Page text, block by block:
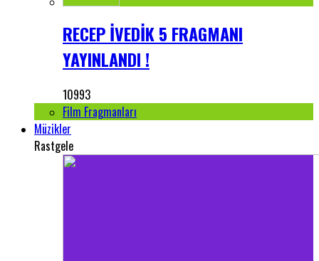
RECEP İVEDİK 5 FRAGMANI
YAYINLANDI !
10993
Film Fragmanları
Müzikler
Rastgele